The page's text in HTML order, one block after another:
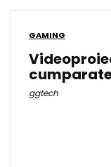
GAMING
ggtech